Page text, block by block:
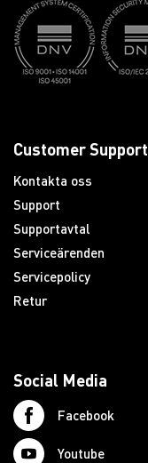
Customer Support
Kontakta oss
Support
Supportavtal
Serviceärenden
Servicepolicy
Retur
Social Media
Facebook
Youtube